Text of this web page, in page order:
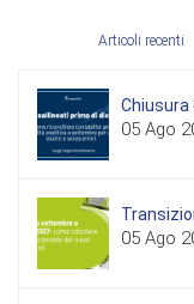
Articoli recenti
Chiusura
05 Ago
05 Ago